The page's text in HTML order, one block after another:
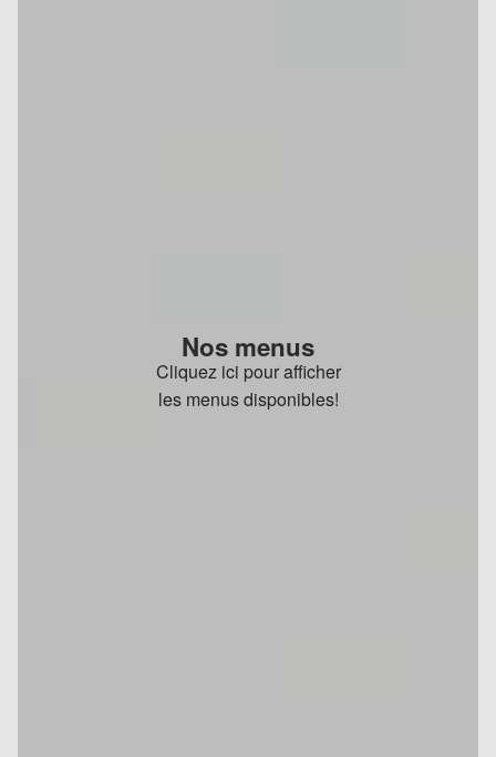
Nos menus
Cliquez ici pour afficher
les menus disponibles!